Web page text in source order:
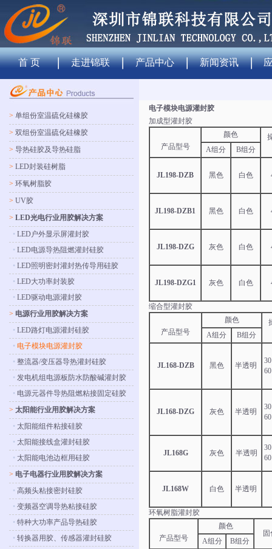
首 页 走进锦联 产品中心 新闻资讯
> 单组份室温硫化硅橡胶
> 双组份室温硫化硅橡胶
> 导热硅胶及导热硅脂
> LED封装硅树脂
> 环氧树脂胶
> UV胶
> LED光电行业用胶解决方案
• LED户外显示屏灌封胶
• LED电源导热阻燃灌封硅胶
• LED照明密封灌封热传导用硅胶
• LED大功率封装胶
• LED驱动电源灌封胶
> 电源行业用胶解决方案
• LED路灯电源灌封硅胶
• 电子模块电源灌封胶
• 整流器/变压器导热灌封硅胶
• 发电机组电源板防水防酸碱灌封胶
• 电源元器件导热阻燃粘接固定硅胶
> 太阳能行业用胶解决方案
• 太阳能组件粘接硅胶
• 太阳能接线盒灌封硅胶
• 太阳能电池边框用硅胶
> 电子电器行业用胶解决方案
• 高频头粘接密封硅胶
• 变频器空调导热粘接硅胶
• 特种大功率产品导热硅胶
• 转换器用胶、传感器灌封硅胶
电子模块电源灌封胶
加成型灌封胶
产品型号
颜色
A组分 B组分
JL198-DZB 黑色 白色
JL198-DZB1 黑色 白色
JL198-DZG 灰色 白色
JL198-DZG1 灰色 白色
缩合型灌封胶
产品型号
颜色
A组分 B组分
JL168-DZB 黑色 半透明
JL168-DZG 灰色 半透明
JL168G 灰色 半透明
JL168W 白色 半透明
环氧树脂灌封胶
产品型号
颜色
A组分
B组分